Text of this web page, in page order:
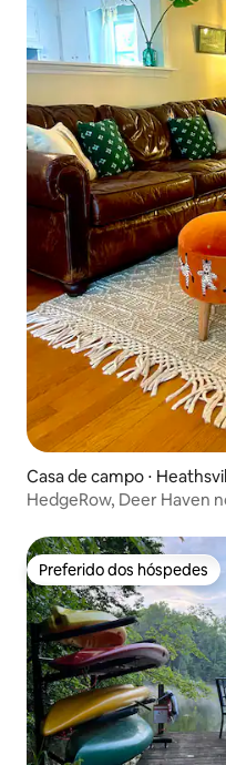
Casa de campo ⋅
HedgeRow, Deer Haven
Preferido dos hóspedes
Preferido dos hóspedes